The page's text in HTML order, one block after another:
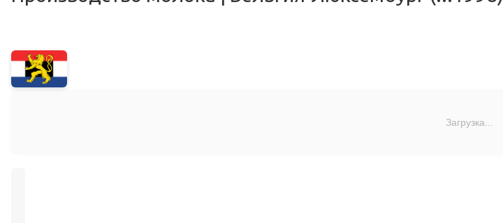
Загрузка...